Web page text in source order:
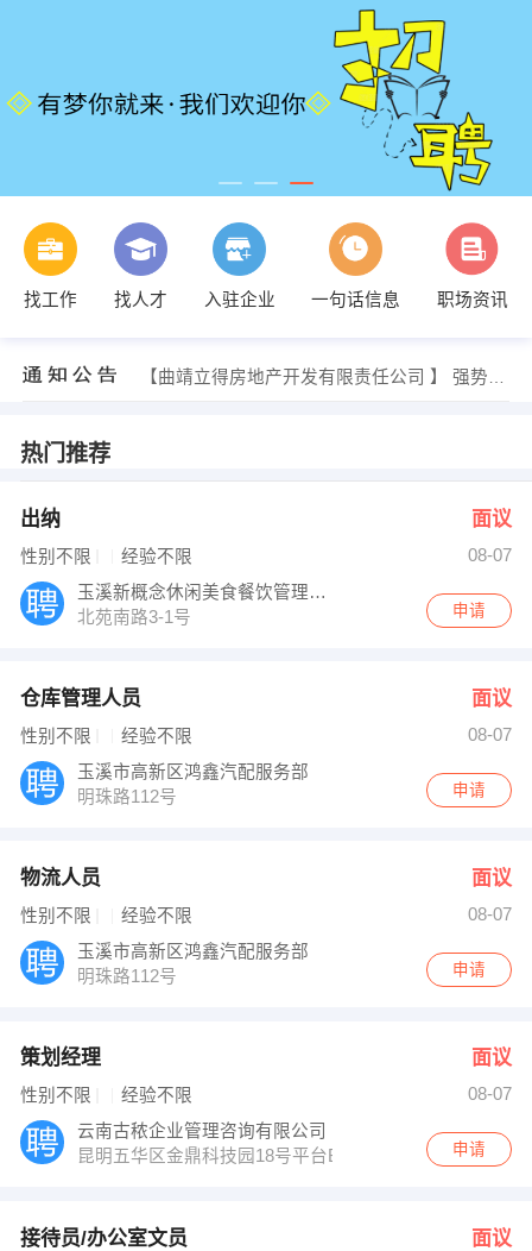
找工作 找人才 入驻企业 一句话信息 职场资讯
发布 [接待员/办公室文员 ] 招聘信息
【红塔区艺品家装会所 】 强势入驻
【曲靖立得房地产开发有限责任公司 】 强势入驻
热门推荐
出纳 面议
性别不限 经验不限
08-07
玉溪新概念休闲美食餐饮管理有限公司
北苑南路3-1号
申请
仓库管理人员 面议
性别不限 经验不限
08-07
玉溪市高新区鸿鑫汽配服务部
明珠路112号
申请
物流人员 面议
性别不限 经验不限
08-07
玉溪市高新区鸿鑫汽配服务部
明珠路112号
申请
策划经理 面议
性别不限 经验不限
08-07
云南古秾企业管理咨询有限公司
昆明五华区金鼎科技园18号平台B座大象艺术中心申请
接待员/办公室文员 面议